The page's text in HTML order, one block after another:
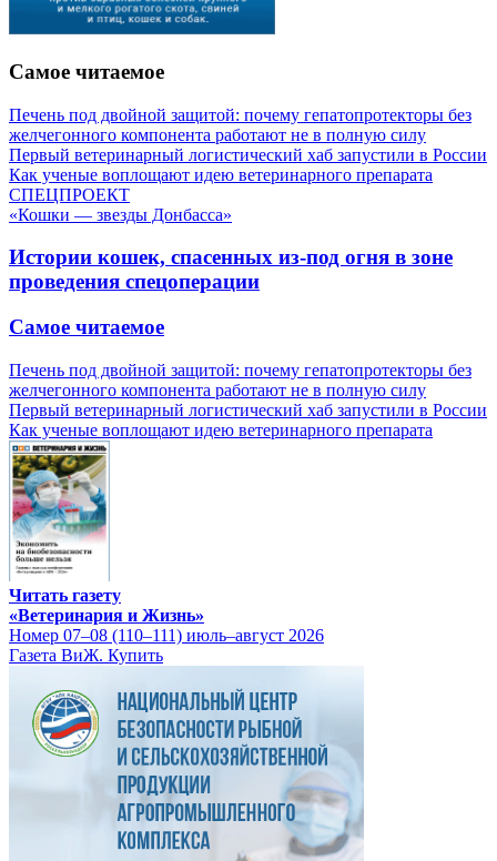
Самое читаемое
Печень под двойной защитой: почему гепатопротекторы без
желчегонного компонента работают не в полную силу
Первый ветеринарный логистический хаб запустили в России
Как ученые воплощают идею ветеринарного препарата
СПЕЦПРОЕКТ
«Кошки — звезды Донбасса»
Истории кошек, спасенных из-под огня в зоне
проведения спецоперации
Самое читаемое
Печень под двойной защитой: почему гепатопротекторы без
желчегонного компонента работают не в полную силу
Первый ветеринарный логистический хаб запустили в России
Как ученые воплощают идею ветеринарного препарата
Читать газету
«Ветеринария и Жизнь»
Номер 07–08 (110–111) июль–август 2026
Газета ВиЖ. Купить